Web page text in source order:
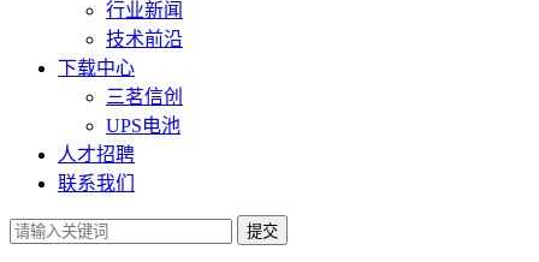
行业新闻
技术前沿
下载中心
三茗信创
UPS电池
人才招聘
联系我们
提交